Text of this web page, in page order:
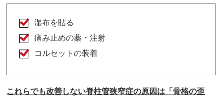
湿布を貼る
痛み止めの薬・注射
コルセットの装着
これらでも改善しない脊柱管狭窄症の原因は「骨格の歪